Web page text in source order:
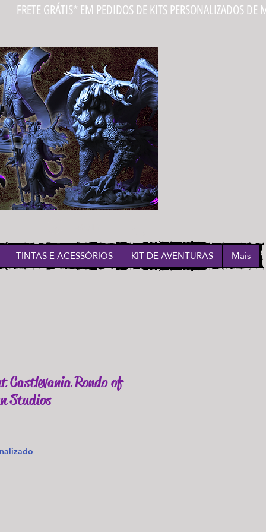
TINTAS E ACESSÓRIOS KIT DE AVENTURAS Mais
Castlevania Rondo of
Studios